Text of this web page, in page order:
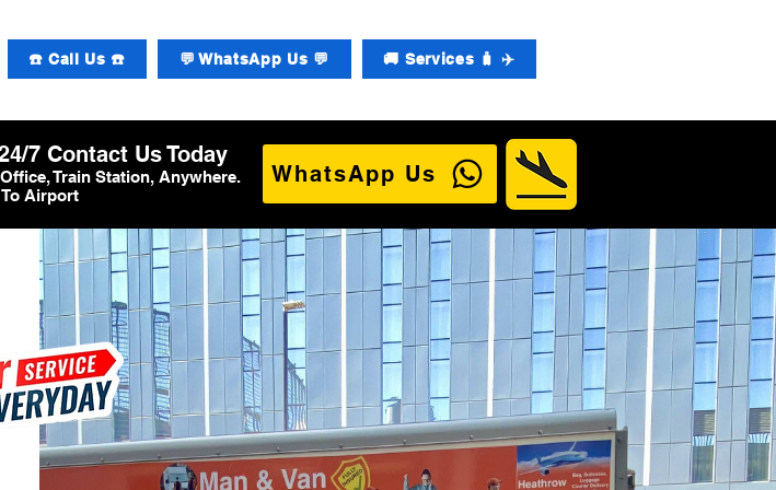
☎️ Call Us ☎️ 💬 WhatsApp Us 💬 🚚 Services 🧳 ✈️
7 Contact Us Today
Train Station, Anywhere.
Airport
WhatsApp Us